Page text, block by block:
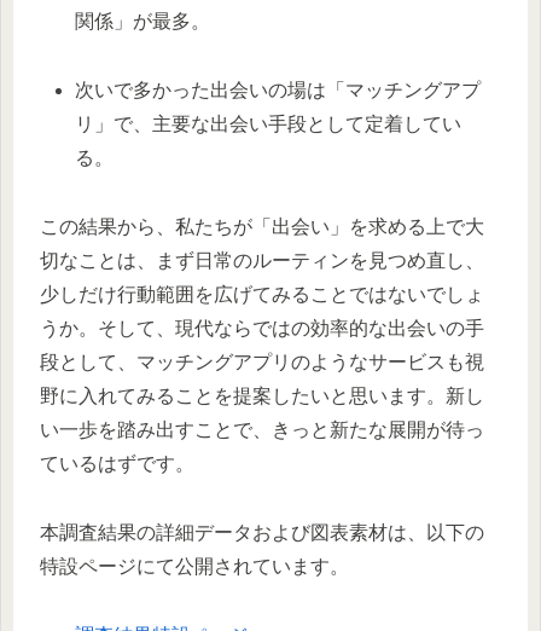
関係」が最多。
次いで多かった出会いの場は「マッチングアプ
リ」で、主要な出会い手段として定着してい
る。
この結果から、私たちが「出会い」を求める上で大
切なことは、まず日常のルーティンを見つめ直し、
少しだけ行動範囲を広げてみることではないでしょ
うか。そして、現代ならではの効率的な出会いの手
段として、マッチングアプリのようなサービスも視
野に入れてみることを提案したいと思います。新し
い一歩を踏み出すことで、きっと新たな展開が待っ
ているはずです。
本調査結果の詳細データおよび図表素材は、以下の
特設ページにて公開されています。